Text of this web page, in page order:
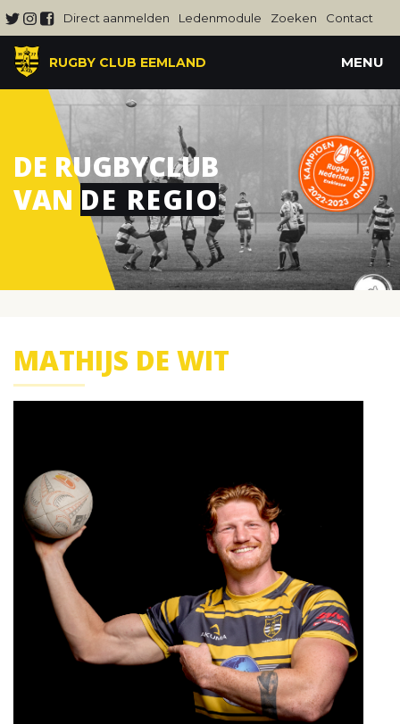
Direct aanmelden Ledenmodule Zoeken Contact
RUGBY CLUB EEMLAND MENU
DE RUGBYCLUB
VAN DE REGIO
MATHIJS DE WIT